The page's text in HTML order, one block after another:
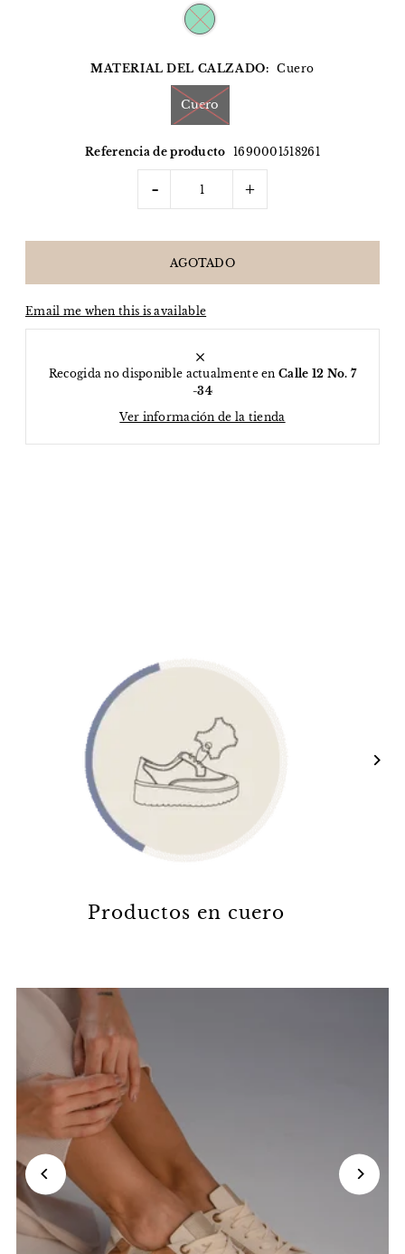
MATERIAL DEL CALZADO: Cuero
Cuero
Referencia de producto 1690001518261
- +
Email me when this is available
Recogida no disponible actualmente enCalle 12 No. 7
-34
Ver información de la tienda
Productos en cuero